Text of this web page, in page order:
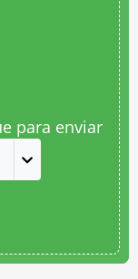
para enviar